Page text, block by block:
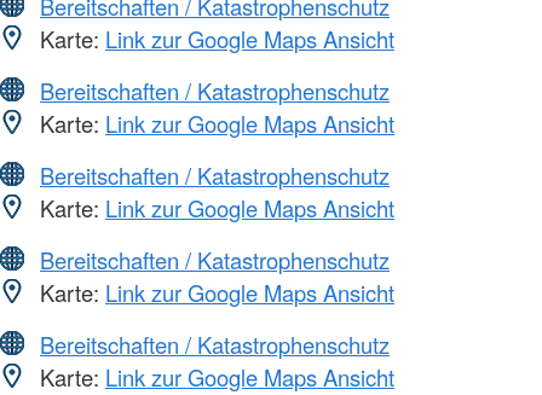
Karte: Link zur Google Maps Ansicht
Bereitschaften / Katastrophenschutz
Karte: Link zur Google Maps Ansicht
Bereitschaften / Katastrophenschutz
Karte: Link zur Google Maps Ansicht
Bereitschaften / Katastrophenschutz
Karte: Link zur Google Maps Ansicht
Bereitschaften / Katastrophenschutz
Karte: Link zur Google Maps Ansicht